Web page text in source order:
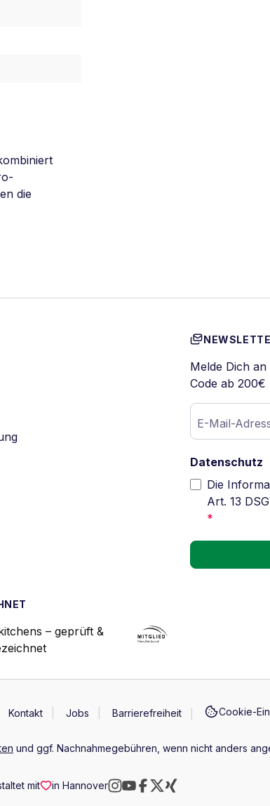
die
Melde Dich
Code ab 200€
E-Mail-
Datenschutz
Die
Art. 13
*
Kontakt Jobs Barrierefreiheit Cookie-
und ggf. Nachnahmegebühren, wenn nicht anders
mit in Hannover